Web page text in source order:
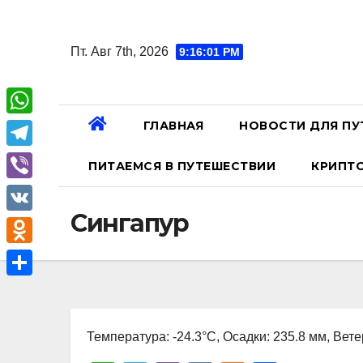
содержанию
Пт. Авг 7th, 2026 9:16:02 PM
ГЛАВНАЯ НОВОСТИ ДЛЯ
ПИТАЕМСЯ В ПУТЕШЕСТВИИ
Сингапур
Температура: -24.3°C, Осадки: 235.8 мм,
W
h
a
A
T
e
l
e
g
V
i
b
e
V
K
O